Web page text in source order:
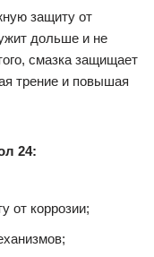
защиту от
дольше и не
смазка защищает
трение и повышая
24:
от коррозии;